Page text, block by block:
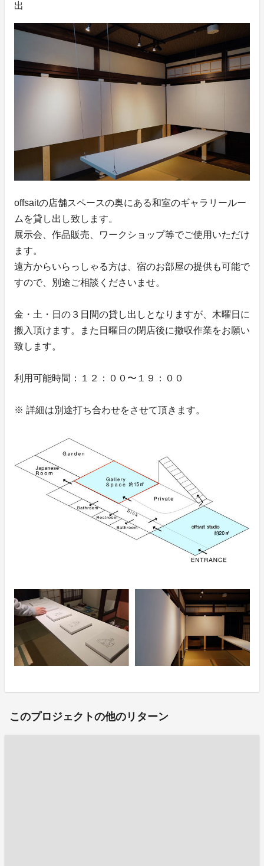
出
offsaitの店舗スペースの奥にある和室のギャラリールー
ムを貸し出し致します。
展示会、作品販売、ワークショップ等でご使用いただけ
ます。
遠方からいらっしゃる方は、宿のお部屋の提供も可能で
すので、別途ご相談くださいませ。
金・土・日の３日間の貸し出しとなりますが、木曜日に
搬入頂けます。また日曜日の閉店後に撤収作業をお願い
致します。
利用可能時間：１２：００〜１９：００
※ 詳細は別途打ち合わせをさせて頂きます。
このプロジェクトの他のリターン